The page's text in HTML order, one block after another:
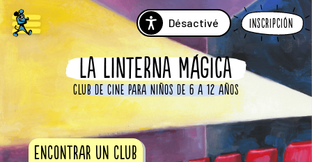
Désactivé Inscripción
LA LINTERNA MÁGICA
Club de cine para niños de 6 a 12 años
Encontrar un club